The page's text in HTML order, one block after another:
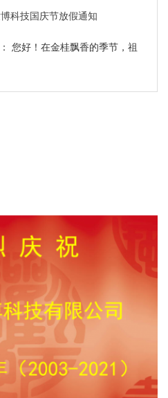
科技国庆节放假通知
您好！在金桂飘香的季节，祖